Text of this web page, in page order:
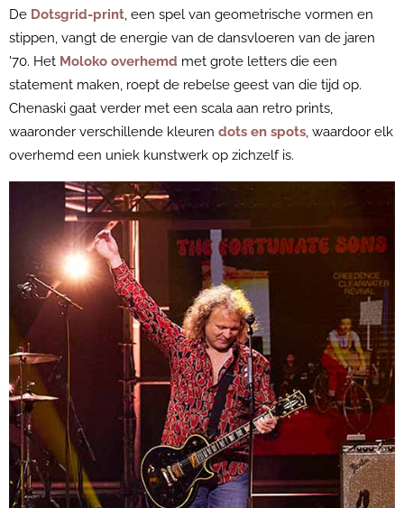
De Dotsgrid-print, een spel van geometrische vormen en
stippen, vangt de energie van de dansvloeren van de jaren
'70. Het Moloko overhemd met grote letters die een
statement maken, roept de rebelse geest van die tijd op.
Chenaski gaat verder met een scala aan retro prints,
waaronder verschillende kleuren dots en spots, waardoor elk
overhemd een uniek kunstwerk op zichzelf is.